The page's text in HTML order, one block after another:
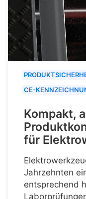
CE-
Kompakt,
für
Jahrzehnten
entsprechend